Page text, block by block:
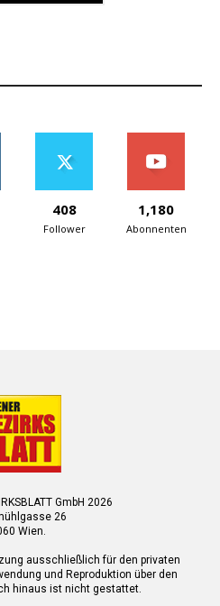
408
Follower
1,180
Abonnenten
GmbH 2026
26
Wien.
ausschließlich für den privaten
und Reproduktion über den
hinaus ist nicht gestattet.